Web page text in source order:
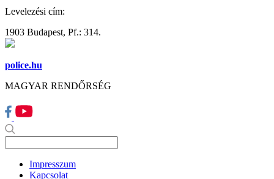
Levelezési cím:
1903 Budapest, Pf.: 314.
police.hu
MAGYAR RENDŐRSÉG
Impresszum
Kapcsolat